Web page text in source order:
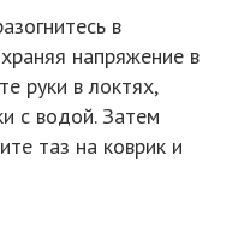
в
напряжение в
руки в локтях,
с водой. Затем
таз на коврик и